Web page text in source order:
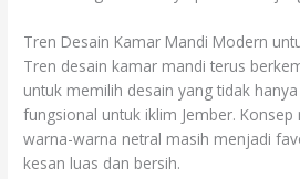
Tren Desain Kamar Mandi Modern
Tren desain kamar mandi terus
untuk memilih desain yang tidak
fungsional untuk iklim Jember.
warna-warna netral masih menjadi
kesan luas dan bersih.